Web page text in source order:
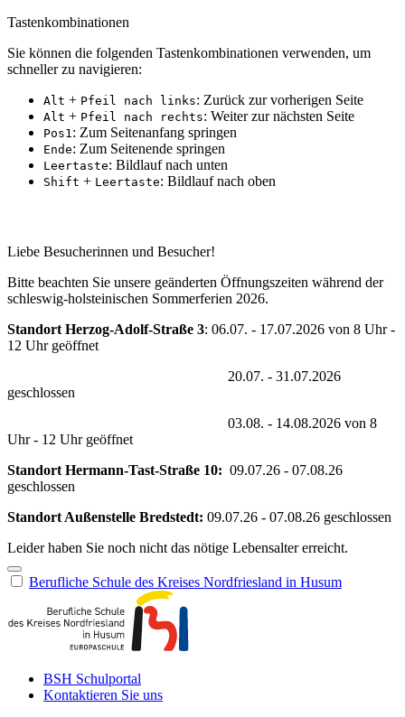
Tastenkombinationen
Sie können die folgenden Tastenkombinationen verwenden, um
schneller zu navigieren:
Alt + Pfeil nach links: Zurück zur vorherigen Seite
Alt + Pfeil nach rechts: Weiter zur nächsten Seite
Pos1: Zum Seitenanfang springen
Ende: Zum Seitenende springen
Leertaste: Bildlauf nach unten
Shift + Leertaste: Bildlauf nach oben
Liebe Besucherinnen und Besucher!
Bitte beachten Sie unsere geänderten Öffnungszeiten während der
schleswig-holsteinischen Sommerferien 2026.
Standort Herzog-Adolf-Straße 3: 06.07. - 17.07.2026 von 8 Uhr -
12 Uhr geöffnet
20.07. - 31.07.2026
geschlossen
03.08. - 14.08.2026 von 8
Uhr - 12 Uhr geöffnet
Standort Hermann-Tast-Straße 10: 09.07.26 - 07.08.26
geschlossen
Standort Außenstelle Bredstedt: 09.07.26 - 07.08.26 geschlossen
Leider haben Sie noch nicht das nötige Lebensalter erreicht.
Berufliche Schule des Kreises Nordfriesland in Husum
BSH Schulportal
Kontaktieren Sie uns